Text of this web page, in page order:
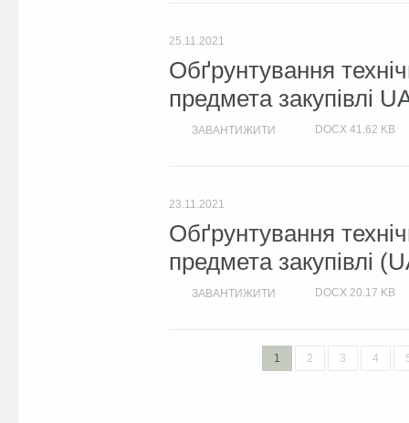
25.11.2021
Обґрунтування
предмета закупівлі
ЗАВАНТИЖИТИ DOCX 41.62 KB
23.11.2021
Обґрунтування
предмета закупівлі
ЗАВАНТИЖИТИ DOCX 20.17 KB
1 2 3 4